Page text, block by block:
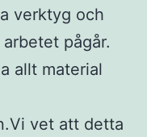
verktyg och
pågår.
allt material
vet att detta